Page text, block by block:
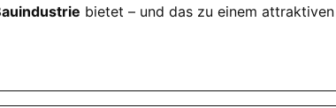
bietet – und das zu einem